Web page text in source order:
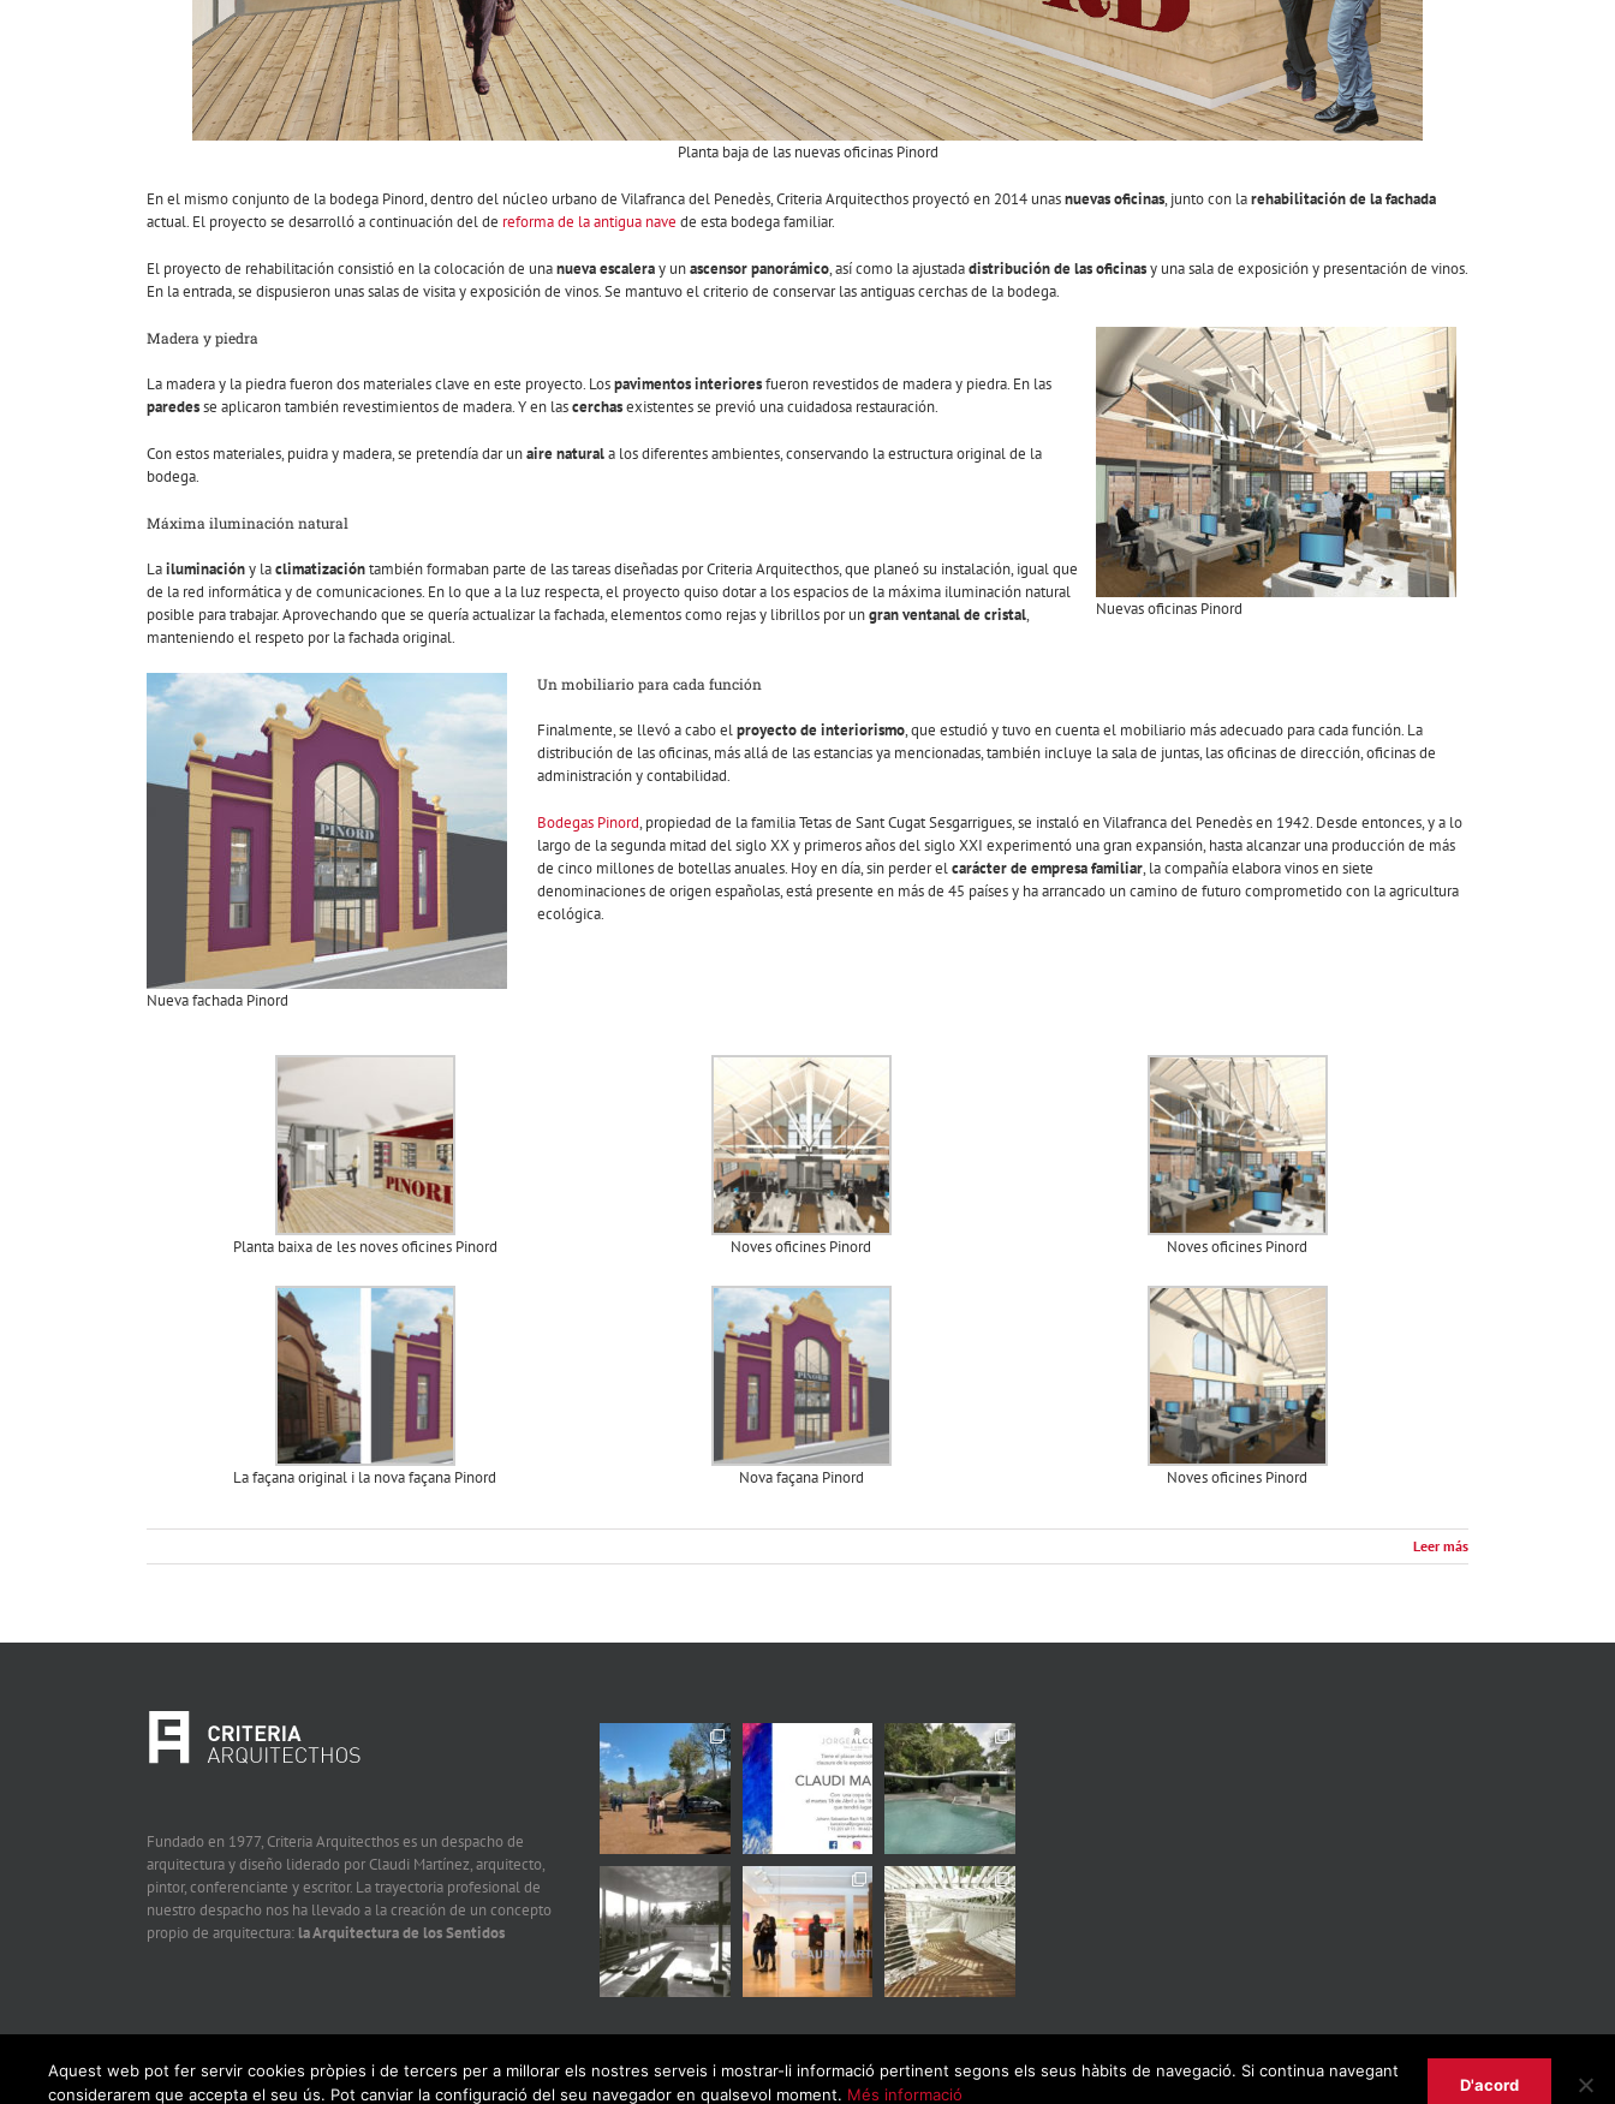
Planta baja de las nuevas oficinas Pinord
En el mismo conjunto de la bodega Pinord, dentro del núcleo urbano de Vilafranca del Penedès, Criteria Arquitecthos proyectó en 2014 unasnuevas oficinas, junto con larehabilitación de la fachada
actual. El proyecto se desarrolló a continuación del de reforma de la antigua nave de esta bodega familiar.
El proyecto de rehabilitación consistió en la colocación de unanueva escaleray unascensor panorámico, así como la ajustadadistribución de las oficinasy una sala de exposición y presentación de vinos.
En la entrada, se dispusieron unas salas de visita y exposición de vinos. Se mantuvo el criterio de conservar las antiguas cerchas de la bodega.
Nuevas oficinas Pinord
Madera y piedra
La madera y la piedra fueron dos materiales clave en este proyecto. Lospavimentos interioresfueron revestidos de madera y piedra. En las
paredesse aplicaron también revestimientos de madera. Y en lascerchasexistentes se previó una cuidadosa restauración.
Con estos materiales, puidra y madera, se pretendía dar unaire naturala los diferentes ambientes, conservando la estructura original de la
bodega.
Máxima iluminación natural
Lailuminacióny laclimatizacióntambién formaban parte de las tareas diseñadas por Criteria Arquitecthos, que planeó su instalación, igual que
de la red informática y de comunicaciones. En lo que a la luz respecta, el proyecto quiso dotar a los espacios de la máxima iluminación natural
posible para trabajar. Aprovechando que se quería actualizar la fachada, elementos como rejas y librillos por ungran ventanal de cristal,
manteniendo el respeto por la fachada original.
Nueva fachada Pinord
Un mobiliario para cada función
Finalmente, se llevó a cabo elproyecto de interiorismo, que estudió y tuvo en cuenta el mobiliario más adecuado para cada función. La
distribución de las oficinas, más allá de las estancias ya mencionadas, también incluye la sala de juntas, las oficinas de dirección, oficinas de
administración y contabilidad.
Bodegas Pinord, propiedad de la familia Tetas de Sant Cugat Sesgarrigues, se instaló en Vilafranca del Penedès en 1942. Desde entonces, y a lo
largo de la segunda mitad del siglo XX y primeros años del siglo XXI experimentó una gran expansión, hasta alcanzar una producción de más
de cinco millones de botellas anuales. Hoy en día, sin perder elcarácter de empresa familiar, la compañía elabora vinos en siete
denominaciones de origen españolas, está presente en más de 45 países y ha arrancado un camino de futuro comprometido con la agricultura
ecológica.
Planta baixa de les noves oficines Pinord Noves oficines Pinord Noves oficines Pinord
La façana original i la nova façana Pinord Nova façana Pinord Noves oficines Pinord
Leer más
Fundado en 1977, Criteria Arquitecthos es un despacho de
arquitectura y diseño liderado por Claudi Martínez, arquitecto,
pintor, conferenciante y escritor. La trayectoria profesional de
nuestro despacho nos ha llevado a la creación de un concepto
propio de arquitectura: la Arquitectura de los Sentidos
Aquest web pot fer servir cookies pròpies i de tercers per a millorar els nostres serveis i mostrar-li informació pertinent segons els seus hàbits de navegació. Si continua navegant
considerarem que accepta el seu ús. Pot canviar la configuració del seu navegador en qualsevol moment. Més informació D'acord